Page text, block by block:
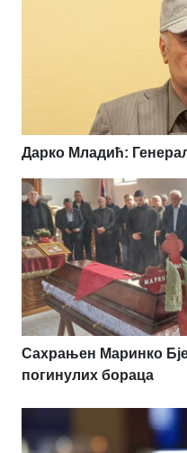
Дарко Младић:
Сахрањен Маринко
погинулих бораца